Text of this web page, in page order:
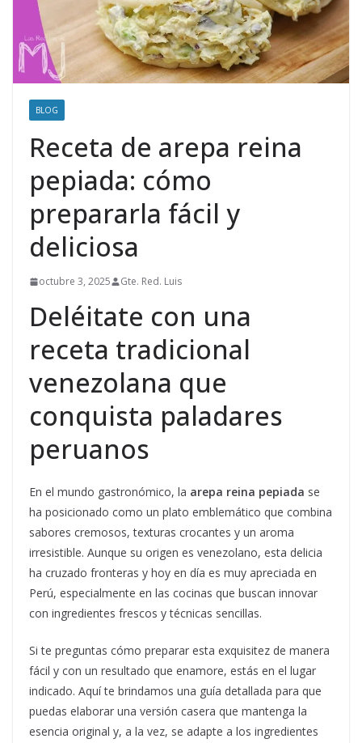
BLOG
Receta de arepa reina
pepiada: cómo
prepararla fácil y
deliciosa
octubre 3, 2025 Gte. Red. Luis
Deléitate con una
receta tradicional
venezolana que
conquista paladares
peruanos
En el mundo gastronómico, la arepa reina pepiada se
ha posicionado como un plato emblemático que combina
sabores cremosos, texturas crocantes y un aroma
irresistible. Aunque su origen es venezolano, esta delicia
ha cruzado fronteras y hoy en día es muy apreciada en
Perú, especialmente en las cocinas que buscan innovar
con ingredientes frescos y técnicas sencillas.
Si te preguntas cómo preparar esta exquisitez de manera
fácil y con un resultado que enamore, estás en el lugar
indicado. Aquí te brindamos una guía detallada para que
puedas elaborar una versión casera que mantenga la
esencia original y, a la vez, se adapte a los ingredientes